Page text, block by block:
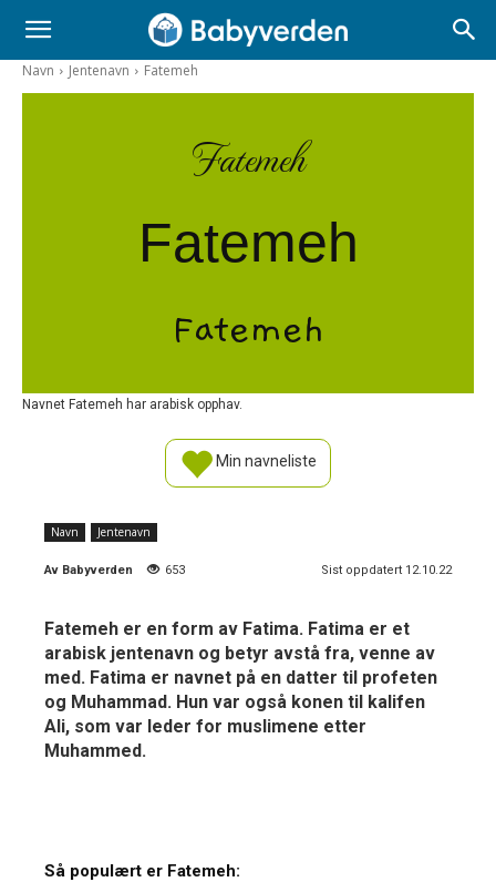
Navn Jentenavn Fatemeh
Fatemeh
Fatemeh
Fatemeh
Navnet Fatemeh har arabisk opphav.
Min navneliste
Navn Jentenavn
Av Babyverden 653 Sist oppdatert 12.10.22
Fatemeh er en form av Fatima. Fatima er et
arabisk jentenavn og betyr avstå fra, venne av
med. Fatima er navnet på en datter til profeten
og Muhammad. Hun var også konen til kalifen
Ali, som var leder for muslimene etter
Muhammed.
Så populært er Fatemeh: